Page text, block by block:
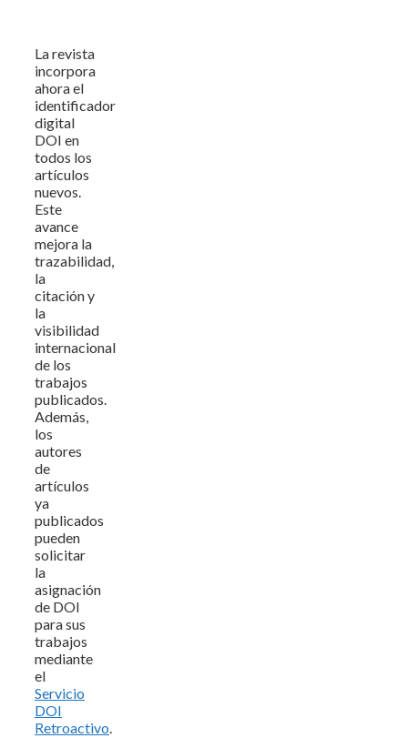
La revista
incorpora
ahora el
identificador
digital
DOI en
todos los
artículos
nuevos.
Este
avance
mejora la
trazabilidad,
la
citación y
la
visibilidad
internacional
de los
trabajos
publicados.
Además,
los
autores
de
artículos
ya
publicados
pueden
solicitar
la
asignación
de DOI
para sus
trabajos
mediante
el
Servicio
DOI
Retroactivo.